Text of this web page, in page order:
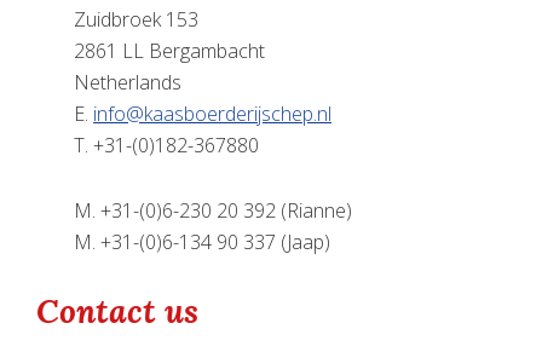
Zuidbroek 153
2861 LL Bergambacht
Netherlands
E. info@kaasboerderijschep.nl
T. +31-(0)182-367880
M. +31-(0)6-230 20 392 (Rianne)
M. +31-(0)6-134 90 337 (Jaap)
Contact us